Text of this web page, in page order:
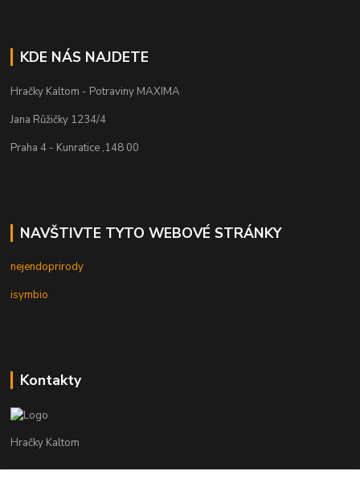
KDE NÁS NAJDETE
Hračky Kaltom - Potraviny MAXIMA
Jana Růžičky 1234/4
Praha 4 - Kunratice ,148 00
NAVŠTIVTE TYTO WEBOVÉ STRÁNKY
nejendoprirody
isymbio
Kontakty
Hračky Kaltom